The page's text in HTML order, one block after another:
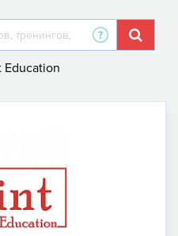
Education